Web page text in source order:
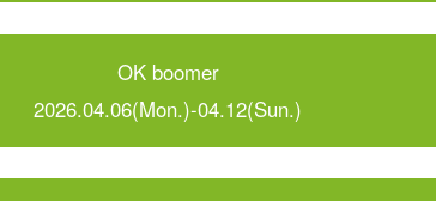
OK boomer
2026.04.06(Mon.)-04.12(Sun.)